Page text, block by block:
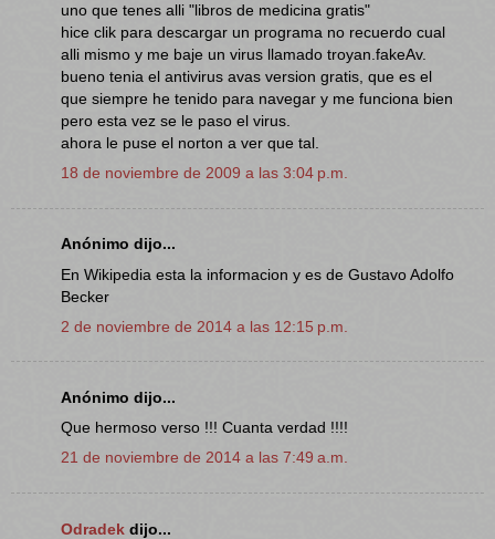
uno que tenes alli "libros de medicina gratis"
hice clik para descargar un programa no recuerdo cual
alli mismo y me baje un virus llamado troyan.fakeAv.
bueno tenia el antivirus avas version gratis, que es el
que siempre he tenido para navegar y me funciona bien
pero esta vez se le paso el virus.
ahora le puse el norton a ver que tal.
18 de noviembre de 2009 a las 3:04 p.m.
Anónimo dijo...
En Wikipedia esta la informacion y es de Gustavo Adolfo
Becker
2 de noviembre de 2014 a las 12:15 p.m.
Anónimo dijo...
Que hermoso verso !!! Cuanta verdad !!!!
21 de noviembre de 2014 a las 7:49 a.m.
Odradek dijo...